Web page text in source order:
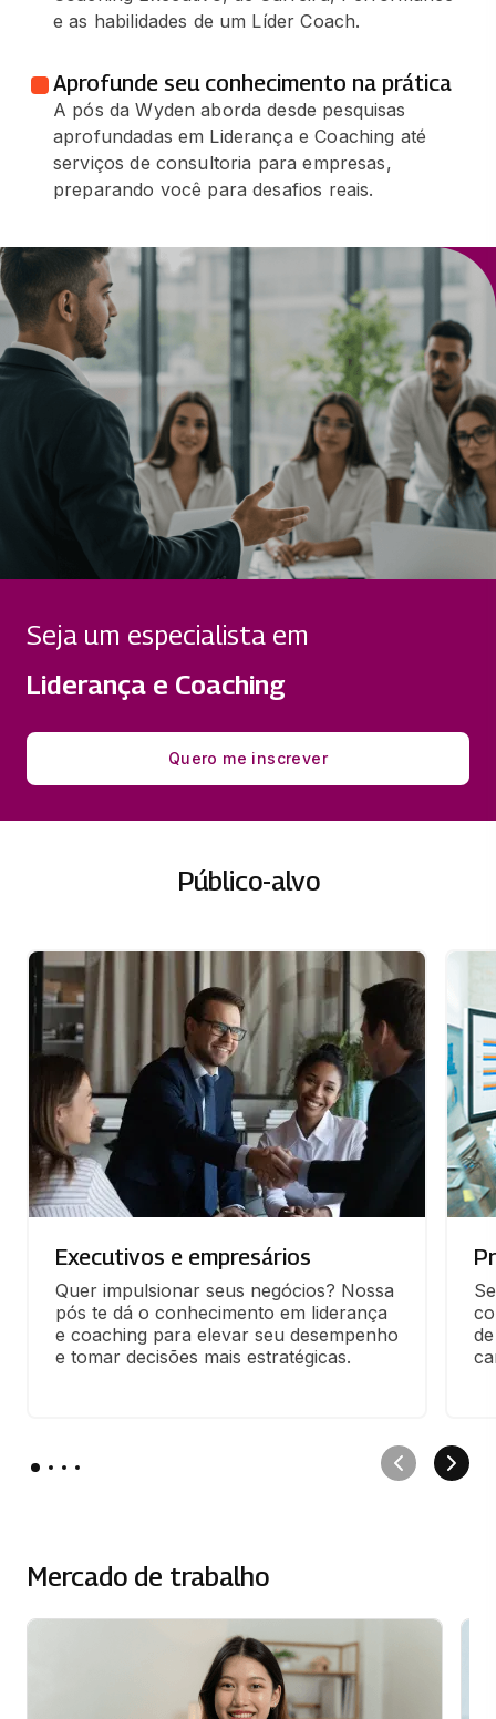
e as habilidades de um Líder Coach.
Aprofunde seu conhecimento na prática
A pós da Wyden aborda desde pesquisas
aprofundadas em Liderança e Coaching até
serviços de consultoria para empresas,
preparando você para desafios reais.
Seja um especialista em
Liderança e Coaching
Quero me inscrever
Público-alvo
Executivos e empresários
Quer impulsionar seus negócios? Nossa
pós te dá o conhecimento em liderança
e coaching para elevar seu desempenho
e tomar decisões mais estratégicas.
Mercado de trabalho